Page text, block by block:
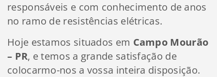
responsáveis e com conhecimento de anos
no ramo de resistências elétricas.
Hoje estamos situados em Campo Mourão
– PR, e temos a grande satisfação de
colocarmo-nos a vossa inteira disposição.